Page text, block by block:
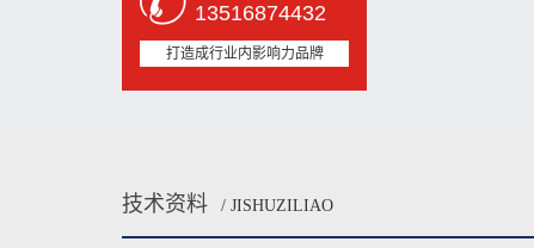
13516874432
打造成行业内影响力品牌
技术资料 / JISHUZILIAO